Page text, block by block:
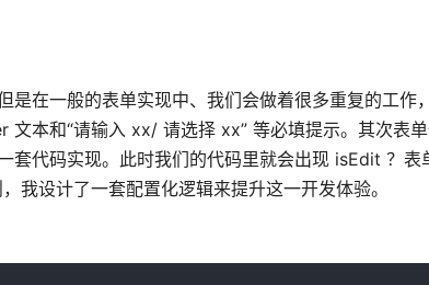
在一般的表单实现中、我们会做着很多重复的工作
本和“请输入 xx/ 请选择 xx” 等必填提示。其次表
套代码实现。此时我们的代码里就会出现 isEdit ？表
我设计了一套配置化逻辑来提升这一开发体验。